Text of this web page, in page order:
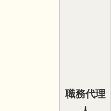
職務代理